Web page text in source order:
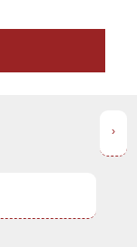
›